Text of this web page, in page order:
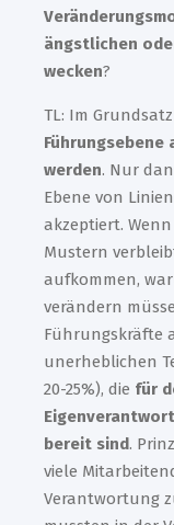
ängstlichen
wecken?
TL: Im
werden. Nur
Ebene von
akzeptiert.
Mustern
aufkommen,
verändern
Führungskräfte
unerheblichen
20-25%), die für
bereit sind.
viele
Verantwortung